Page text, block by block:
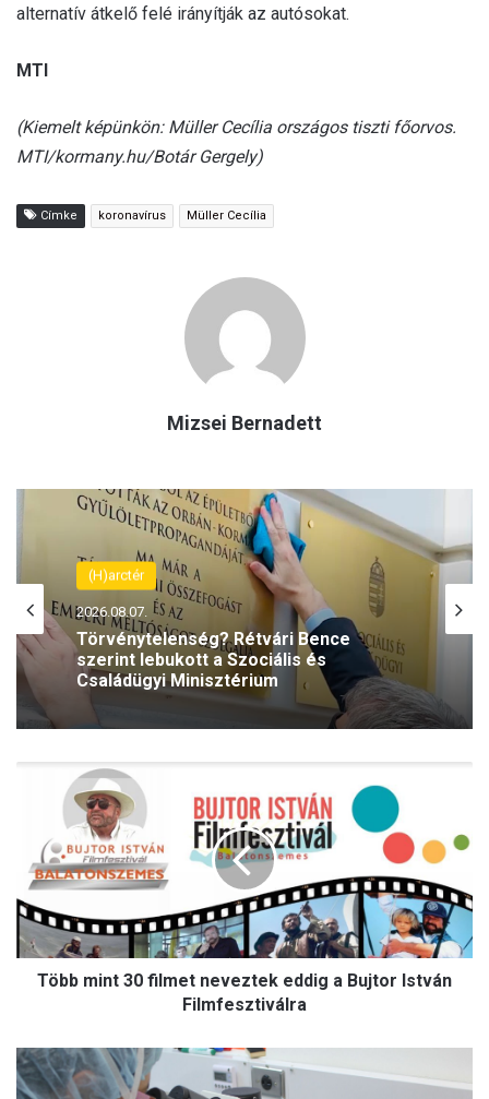
alternatív átkelő felé irányítják az autósokat.
MTI
(Kiemelt képünkön: Müller Cecília országos tiszti főorvos.
MTI/kormany.hu/Botár Gergely)
Címke koronavírus Müller Cecília
Mizsei Bernadett
(H)arctér
2026.08.06.
Rétvári Bence: Magyar Péter lett a paksi
energiakrízis legnagyobb
rémhírterjesztője (VIDEÓ)
n
t
3
l
m
e
Több mint 30 filmet neveztek eddig a Bujtor István
Filmfesztiválra
S
z